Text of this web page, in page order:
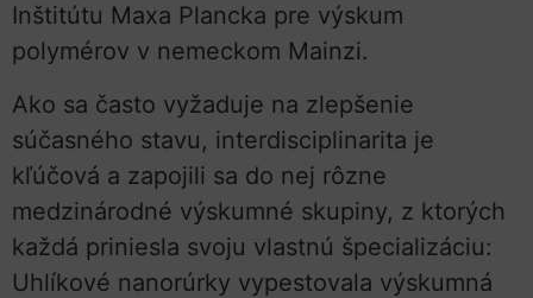
Inštitútu Maxa Plancka pre výskum
polymérov v nemeckom Mainzi.
Ako sa často vyžaduje na zlepšenie
súčasného stavu, interdisciplinarita je
kľúčová a zapojili sa do nej rôzne
medzinárodné výskumné skupiny, z ktorých
každá priniesla svoju vlastnú špecializáciu:
Uhlíkové nanorúrky vypestovala výskumná